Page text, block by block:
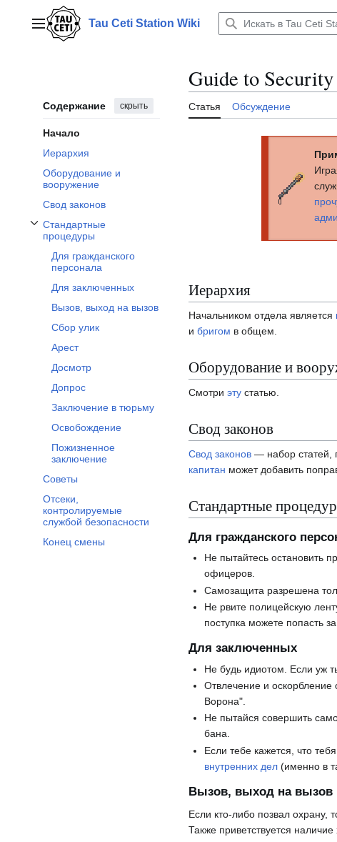
содержаниюГлавное менюTau Ceti Station Wiki
Содержание скрыть
Начало
Иерархия
Оборудование и
вооружение
Свод законов
Стандартные
процедуры
Отобразить/Скрыть подраздел Стандартные процедуры
Для гражданского
персонала
Для заключенных
Вызов, выход на вызов
Сбор улик
Арест
Досмотр
Допрос
Заключение в тюрьму
Освобождение
Пожизненное
заключение
Советы
Отсеки,
контролируемые
службой безопасности
Конец смены
Guide to Security
Статья Обсуждение
Иерархия
Начальником отдела является
и бригом в общем.
Оборудование и
Смотри эту статью.
Свод законов
Свод законов — набор статей,
капитан может добавить
Стандартные
Для гражданского
Не пытайтесь остановить
офицеров.
Самозащита разрешена
Не рвите полицейскую
поступка можете попасть
Для заключенных
Не будь идиотом. Если уж
Отвлечение и
Ворона".
Не пытайся совершить
бана.
Если тебе кажется, что
внутренних дел (именно в
Вызов, выход на вызов
Если кто-либо позвал охрану,
Также приветствуется